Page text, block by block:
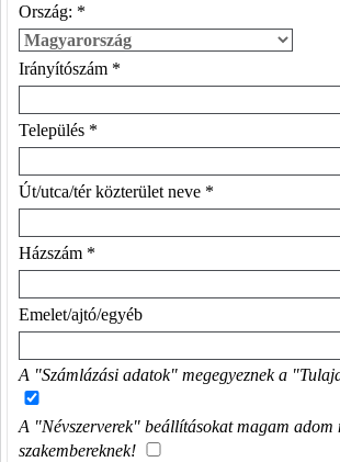
Ország: *
Irányítószám *
Település *
Út/utca/tér közterület neve *
Házszám *
Emelet/ajtó/egyéb
A "Számlázási adatok" megegyeznek a
A "Névszerverek" beállításokat magam adom
szakembereknek!